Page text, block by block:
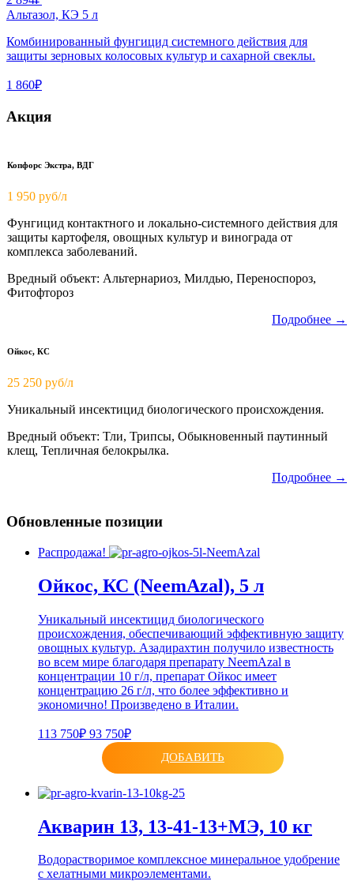
Альтазол, КЭ 5 л
Комбинированный фунгицид системного действия для
защиты зерновых колосовых культур и сахарной свеклы.
1 860₽
Акция
Копфорс Экстра, ВДГ
1 950 руб/л
Фунгицид контактного и локально-системного действия для
защиты картофеля, овощных культур и винограда от
комплекса заболеваний.
Вредный объект: Альтернариоз, Милдью, Переноспороз,
Фитофтороз
Подробнее →
Ойкос, КС
25 250 руб/л
Уникальный инсектицид биологического происхождения.
Вредный объект: Тли, Трипсы, Обыкновенный паутинный
клещ, Тепличная белокрылка.
Подробнее →
Обновленные позиции
Распродажа!
Ойкос, КС (NeemAzal), 5 л
Уникальный инсектицид биологического
происхождения, обеспечивающий эффективную защиту
овощных культур. Азадирахтин получило известность
во всем мире благодаря препарату NeemAzal в
концентрации 10 г/л, препарат Ойкос имеет
концентрацию 26 г/л, что более эффективно и
экономично! Произведено в Италии.
113 750₽ 93 750₽
ДОБАВИТЬ
Акварин 13, 13-41-13+МЭ, 10 кг
Водорастворимое комплексное минеральное удобрение
с хелатными микроэлементами.